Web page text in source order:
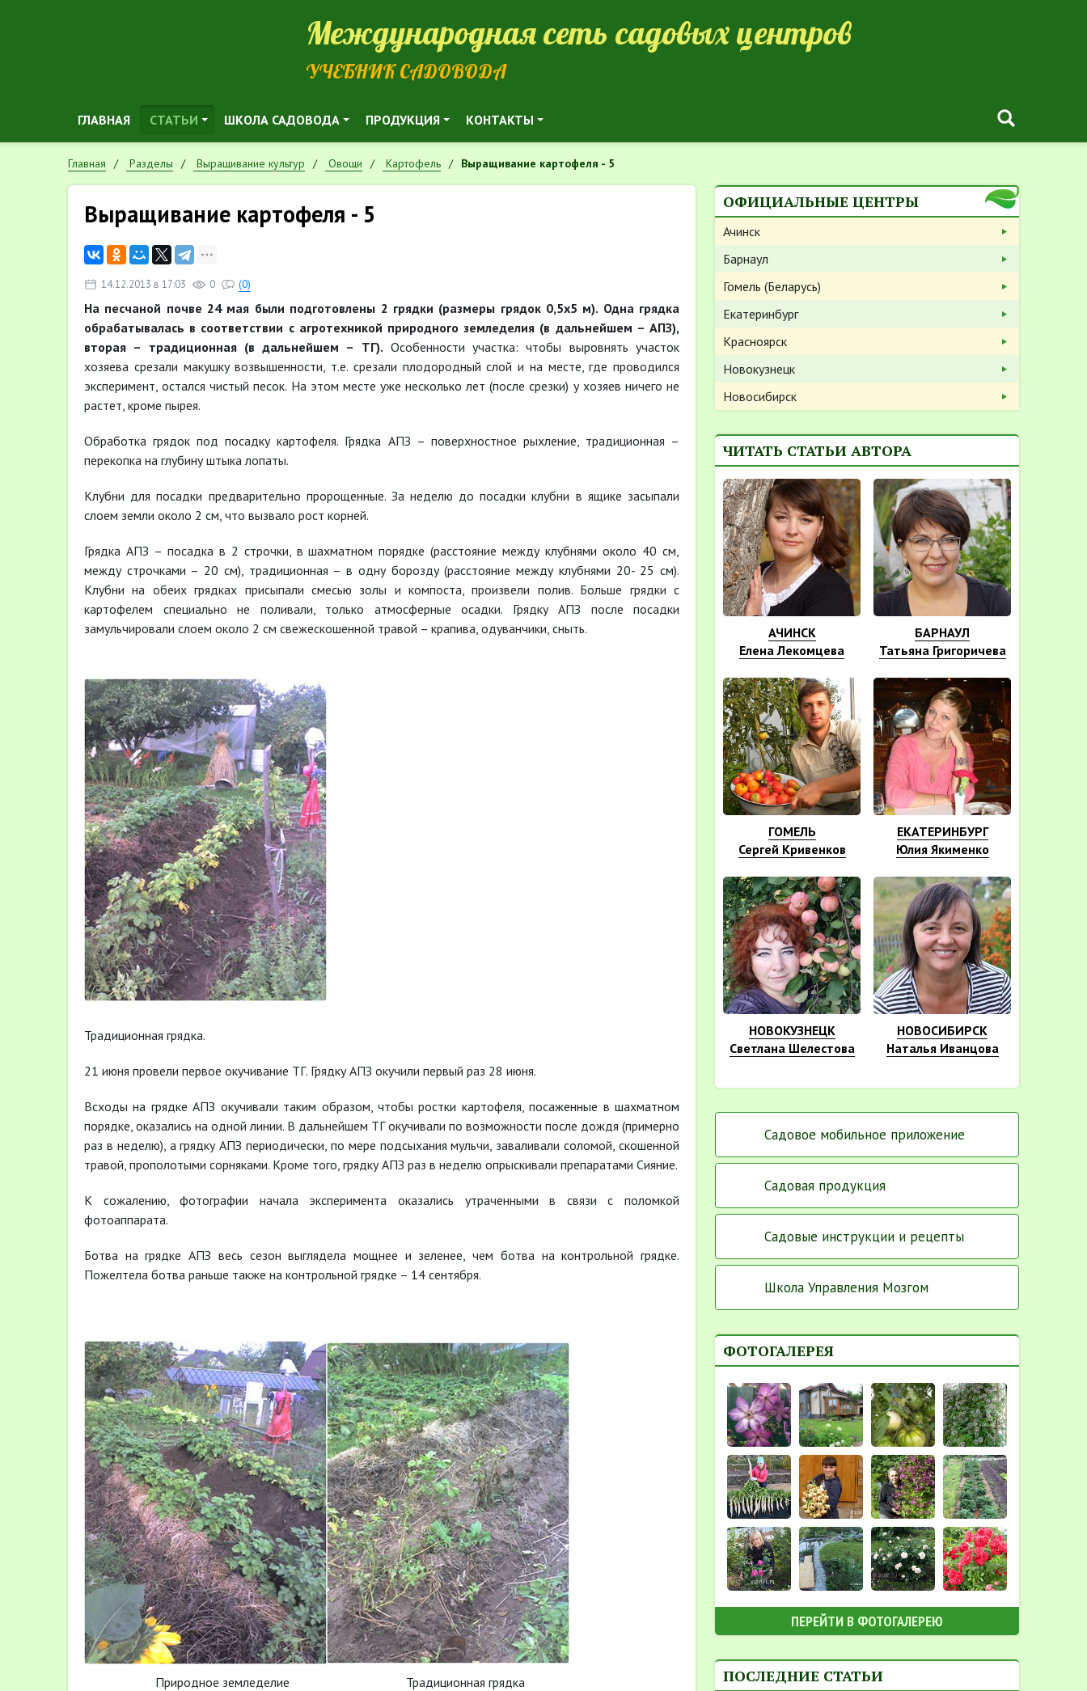
Международная сеть садовых центров
УЧЕБНИК САДОВОДА
ГЛАВНАЯ СТАТЬИ ШКОЛА САДОВОДА ПРОДУКЦИЯ КОНТАКТЫ
Главная Разделы Выращивание культур Овощи Картофель Выращивание картофеля - 5
Выращивание картофеля - 5
14.12.2013 в 17:03 0 (0)
На песчаной почве 24 мая были подготовлены 2 грядки (размеры грядок 0,5х5 м). Одна грядка
обрабатывалась в соответствии с агротехникой природного земледелия (в дальнейшем – АПЗ),
вторая – традиционная (в дальнейшем – ТГ). Особенности участка: чтобы выровнять участок
хозяева срезали макушку возвышенности, т.е. срезали плодородный слой и на месте, где проводился
эксперимент, остался чистый песок. На этом месте уже несколько лет (после срезки) у хозяев ничего не
растет, кроме пырея.
Обработка грядок под посадку картофеля. Грядка АПЗ – поверхностное рыхление, традиционная –
перекопка на глубину штыка лопаты.
Клубни для посадки предварительно пророщенные. За неделю до посадки клубни в ящике засыпали
слоем земли около 2 см, что вызвало рост корней.
Грядка АПЗ – посадка в 2 строчки, в шахматном порядке (расстояние между клубнями около 40 см,
между строчками – 20 см), традиционная – в одну борозду (расстояние между клубнями 20- 25 см).
Клубни на обеих грядках присыпали смесью золы и компоста, произвели полив. Больше грядки с
картофелем специально не поливали, только атмосферные осадки. Грядку АПЗ после посадки
замульчировали слоем около 2 см свежескошенной травой – крапива, одуванчики, сныть.
Традиционная грядка.
21 июня провели первое окучивание ТГ. Грядку АПЗ окучили первый раз 28 июня.
Всходы на грядке АПЗ окучивали таким образом, чтобы ростки картофеля, посаженные в шахматном
порядке, оказались на одной линии. В дальнейшем ТГ окучивали по возможности после дождя (примерно
раз в неделю), а грядку АПЗ периодически, по мере подсыхания мульчи, заваливали соломой, скошенной
травой, прополотыми сорняками. Кроме того, грядку АПЗ раз в неделю опрыскивали препаратами Сияние.
К сожалению, фотографии начала эксперимента оказались утраченными в связи с поломкой
фотоаппарата.
Ботва на грядке АПЗ весь сезон выглядела мощнее и зеленее, чем ботва на контрольной грядке.
Пожелтела ботва раньше также на контрольной грядке – 14 сентября.
Природное земледелие Традиционная грядка
ОФИЦИАЛЬНЫЕ ЦЕНТРЫ
Ачинск
Барнаул
Гомель (Беларусь)
Екатеринбург
Красноярск
Новокузнецк
Новосибирск
ЧИТАТЬ СТАТЬИ АВТОРА
АЧИНСК
Елена Лекомцева
БАРНАУЛ
Татьяна Григоричева
ГОМЕЛЬ
Сергей Кривенков
ЕКАТЕРИНБУРГ
Юлия Якименко
НОВОКУЗНЕЦК
Светлана Шелестова
НОВОСИБИРСК
Наталья Иванцова
Садовое мобильное приложение
Садовая продукция
Садовые инструкции и рецепты
Школа Управления Мозгом
ФОТОГАЛЕРЕЯ
ПЕРЕЙТИ В ФОТОГАЛЕРЕЮ
ПОСЛЕДНИЕ СТАТЬИ